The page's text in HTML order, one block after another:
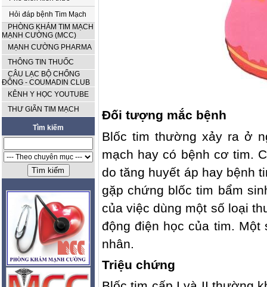
Hỏi đáp bệnh Tim Mạch
PHÒNG KHÁM TIM MẠCH
MẠNH CƯỜNG (MCC)
MẠNH CƯỜNG PHARMA
THÔNG TIN THUỐC
CÂU LẠC BỘ CHỐNG
ĐÔNG - COUMADIN CLUB
KÊNH Y HỌC YOUTUBE
THƯ GIÃN TIM MẠCH
Tìm kiếm
Đối tượng mắc bệnh
Blốc tim thường xảy ra ở
mạch hay có bệnh cơ tim.
do tăng huyết áp hay bệnh
gặp chứng blốc tim bẩm
của việc dùng một số loại
động điện học của tim.
nhân.
Triệu chứng